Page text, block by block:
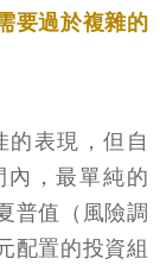
要過於複雜的
的表現，但自
內，最單純的
普值（風險調
配置的投資組